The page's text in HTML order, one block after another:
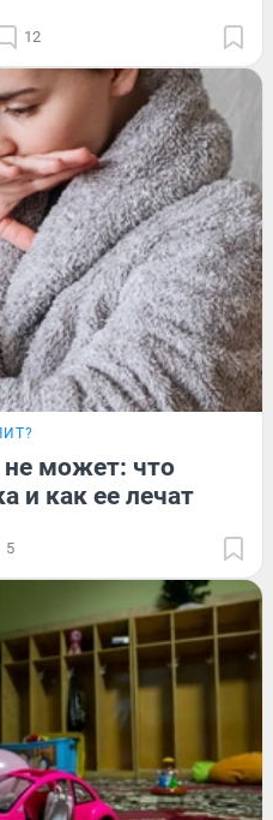
12
может: что
и как ее лечат
5